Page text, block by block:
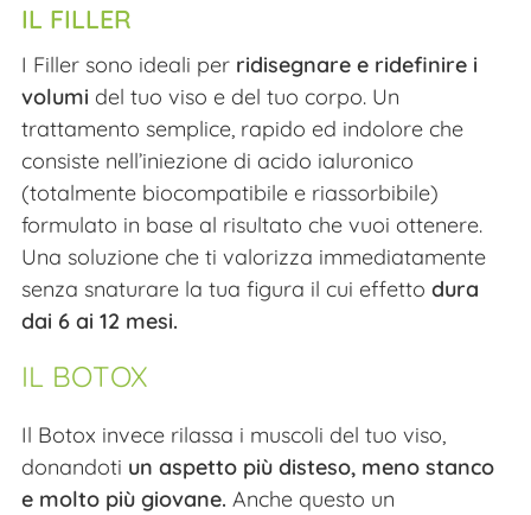
IL FILLER
I Filler sono ideali per ridisegnare e ridefinire i
volumi del tuo viso e del tuo corpo. Un
trattamento semplice, rapido ed indolore che
consiste nell’iniezione di acido ialuronico
(totalmente biocompatibile e riassorbibile)
formulato in base al risultato che vuoi ottenere.
Una soluzione che ti valorizza immediatamente
senza snaturare la tua figura il cui effetto dura
dai 6 ai 12 mesi.
IL BOTOX
Il Botox invece rilassa i muscoli del tuo viso,
donandoti un aspetto più disteso, meno stanco
e molto più giovane. Anche questo un